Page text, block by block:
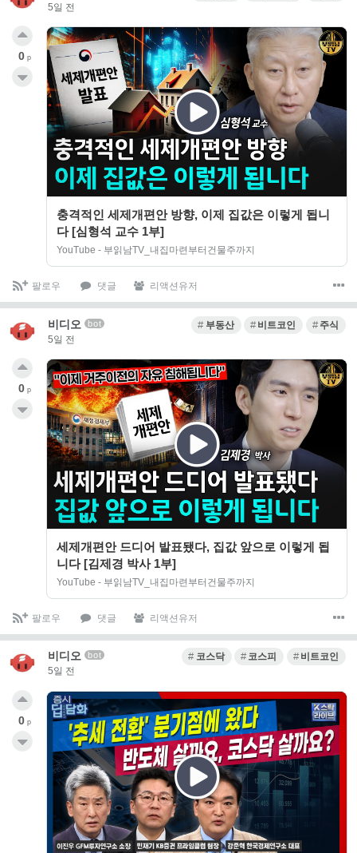
5일 전
충격적인 세제개편안 방향, 이제 집값은 이렇게 됩니
다 [심형석 교수 1부]
YouTube - 부읽남TV_내집마련부터건물주까지
0 p
팔로우 댓글 리액션유저
비디오 bot
5일 전
부동산 비트코인 주식
세제개편안 드디어 발표됐다, 집값 앞으로 이렇게 됩
니다 [김제경 박사 1부]
YouTube - 부읽남TV_내집마련부터건물주까지
0 p
팔로우 댓글 리액션유저
비디오 bot
5일 전
코스닥 코스피 비트코인
0 p